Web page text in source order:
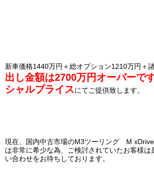
新車価格1440万円＋総オプション1210万円＋諸
出し金額は2700万円オーバーで
シャルプライスにてご提供致します。
現在、国内中古市場のM3ツーリング M
は非常に希少な為、ご検討されていたお客様は
い合わせをお待ちしております。